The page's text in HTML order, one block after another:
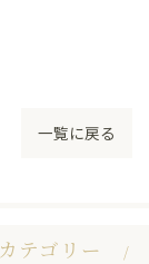
一覧に戻る
カテゴリー